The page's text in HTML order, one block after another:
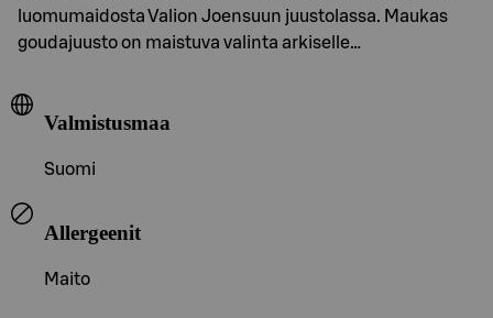
luomumaidosta Valion Joensuun juustolassa. Maukas
goudajuusto on maistuva valinta arkiselle…
Valmistusmaa
Suomi
Allergeenit
Maito